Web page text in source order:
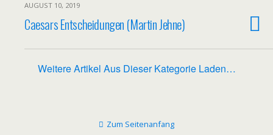
AUGUST 10, 2019
Caesars Entscheidungen (Martin Jehne)
Weitere Artikel Aus Dieser Kategorie Laden…
Zum Seitenanfang